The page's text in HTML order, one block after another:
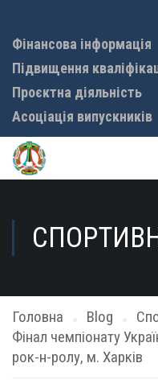
Фінансова інформація
Підвищення
Проєктна діяльність
Асоціація випускників
Головна Blog
Фінал чемпіонату
рок-н-ролу, м. Харків